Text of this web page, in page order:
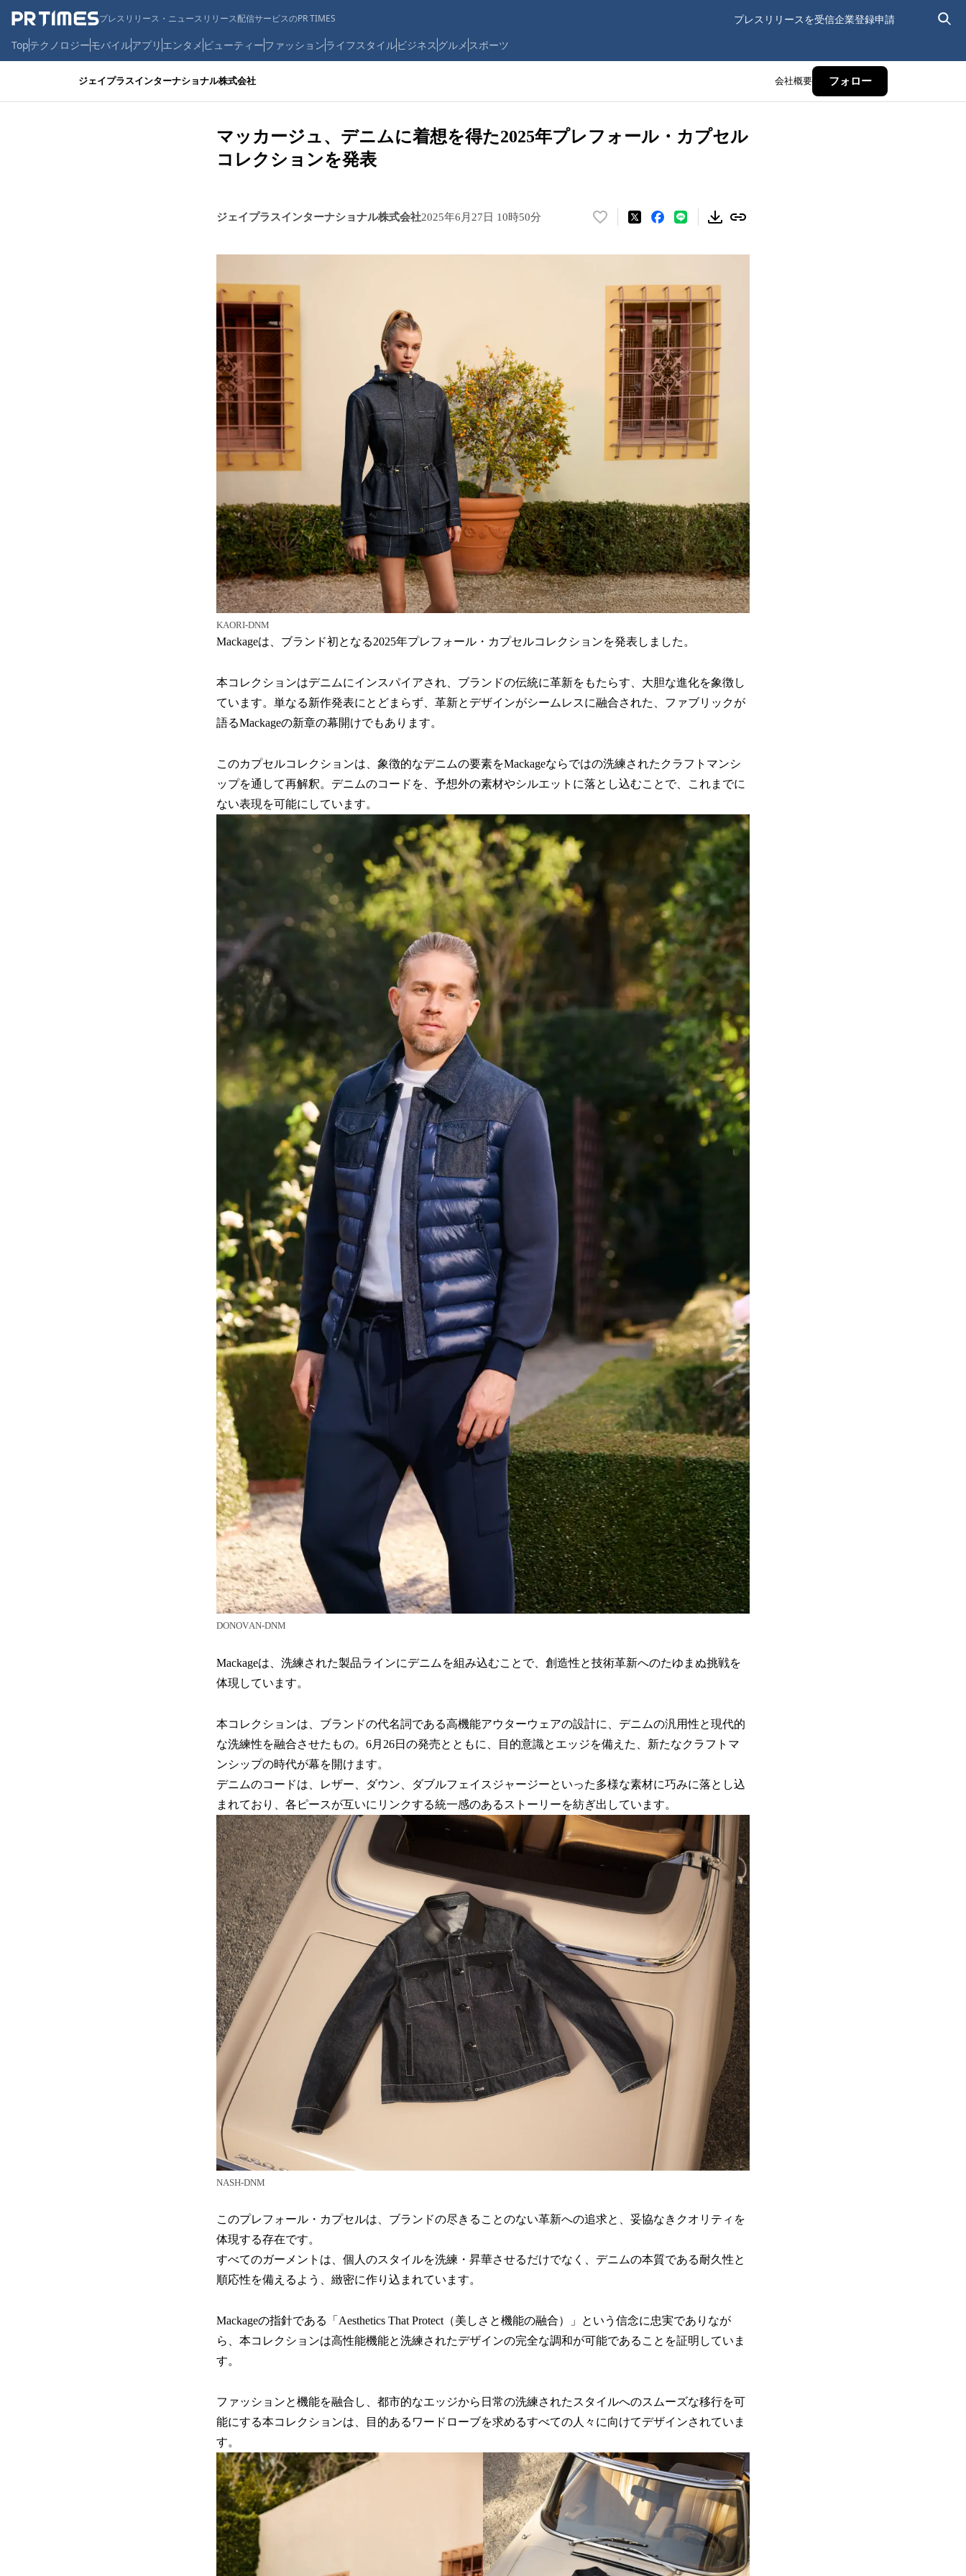
プレスリリース・ニュースリリース配信サービスのPR TIMES プレスリリースを受信企業登録申請
Topテクノロジーモバイルアプリ エンタメ ビューティーファッションライフスタイルビジネス グルメ スポーツ
ジェイプラスインターナショナル株式会社 会社概要 フォロー
マッカージュ、デニムに着想を得た2025年プレフォール・カプセル
コレクションを発表
ジェイプラスインターナショナル株式会社2025年6月27日 10時50分
い
ね
数
を
み
中
す
KAORI-DNM
Mackageは、ブランド初となる2025年プレフォール・カプセルコレクションを発表しました。
本コレクションはデニムにインスパイアされ、ブランドの伝統に革新をもたらす、大胆な進化を象徴し
ています。単なる新作発表にとどまらず、革新とデザインがシームレスに融合された、ファブリックが
語るMackageの新章の幕開けでもあります。
このカプセルコレクションは、象徴的なデニムの要素をMackageならではの洗練されたクラフトマンシ
ップを通して再解釈。デニムのコードを、予想外の素材やシルエットに落とし込むことで、これまでに
ない表現を可能にしています。
DONOVAN-DNM
Mackageは、洗練された製品ラインにデニムを組み込むことで、創造性と技術革新へのたゆまぬ挑戦を
体現しています。
本コレクションは、ブランドの代名詞である高機能アウターウェアの設計に、デニムの汎用性と現代的
な洗練性を融合させたもの。6月26日の発売とともに、目的意識とエッジを備えた、新たなクラフトマ
ンシップの時代が幕を開けます。
デニムのコードは、レザー、ダウン、ダブルフェイスジャージーといった多様な素材に巧みに落とし込
まれており、各ピースが互いにリンクする統一感のあるストーリーを紡ぎ出しています。
NASH-DNM
このプレフォール・カプセルは、ブランドの尽きることのない革新への追求と、妥協なきクオリティを
体現する存在です。
すべてのガーメントは、個人のスタイルを洗練・昇華させるだけでなく、デニムの本質である耐久性と
順応性を備えるよう、緻密に作り込まれています。
Mackageの指針である「Aesthetics That Protect（美しさと機能の融合）」という信念に忠実でありなが
ら、本コレクションは高性能機能と洗練されたデザインの完全な調和が可能であることを証明していま
す。
ファッションと機能を融合し、都市的なエッジから日常の洗練されたスタイルへのスムーズな移行を可
能にする本コレクションは、目的あるワードローブを求めるすべての人々に向けてデザインされていま
す。